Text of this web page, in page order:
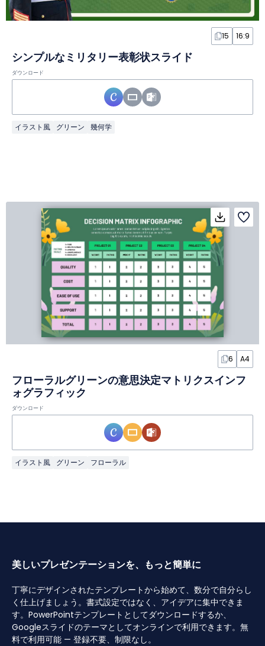
15 16:9
シンプルなミリタリー表彰状スライド
ダウンロード
イラスト風 グリーン 幾何学
6 A4
フローラルグリーンの意思決定マトリクスインフ
ォグラフィック
ダウンロード
イラスト風 グリーン フローラル
美しいプレゼンテーションを、もっと簡単に
丁寧にデザインされたテンプレートから始めて、数分で自分らし
く仕上げましょう。書式設定ではなく、アイデアに集中できま
す。PowerPointテンプレートとしてダウンロードするか、
Googleスライドのテーマとしてオンラインで利用できます。無
料で利用可能 — 登録不要、制限なし。